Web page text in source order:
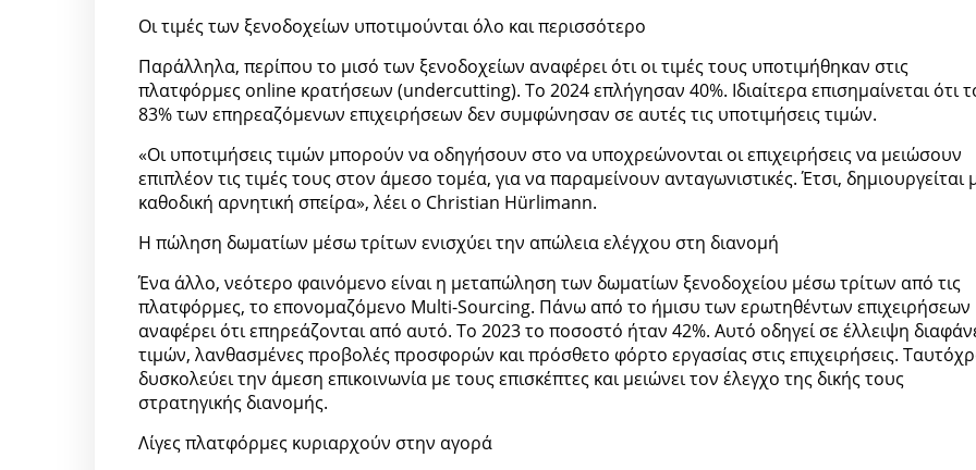
Οι τιμές των ξενοδοχείων υποτιμούνται όλο και περισσότερο
Παράλληλα, περίπου το μισό των ξενοδοχείων αναφέρει ότι οι τιμές τους υποτιμήθηκαν στις
πλατφόρμες online κρατήσεων (undercutting). Το 2024 επλήγησαν 40%. Ιδιαίτερα επισημαίνεται ότι
83% των επηρεαζόμενων επιχειρήσεων δεν συμφώνησαν σε αυτές τις υποτιμήσεις τιμών.
«Οι υποτιμήσεις τιμών μπορούν να οδηγήσουν στο να υποχρεώνονται οι επιχειρήσεις να μειώσουν
επιπλέον τις τιμές τους στον άμεσο τομέα, για να παραμείνουν ανταγωνιστικές. Έτσι, δημιουργείται
καθοδική αρνητική σπείρα», λέει ο Christian Hürlimann.
Η πώληση δωματίων μέσω τρίτων ενισχύει την απώλεια ελέγχου στη διανομή
Ένα άλλο, νεότερο φαινόμενο είναι η μεταπώληση των δωματίων ξενοδοχείου μέσω τρίτων από τις
πλατφόρμες, το επονομαζόμενο Multi-Sourcing. Πάνω από το ήμισυ των ερωτηθέντων επιχειρήσεων
αναφέρει ότι επηρεάζονται από αυτό. Το 2023 το ποσοστό ήταν 42%. Αυτό οδηγεί σε έλλειψη
τιμών, λανθασμένες προβολές προσφορών και πρόσθετο φόρτο εργασίας στις επιχειρήσεις.
δυσκολεύει την άμεση επικοινωνία με τους επισκέπτες και μειώνει τον έλεγχο της δικής τους
στρατηγικής διανομής.
Λίγες πλατφόρμες κυριαρχούν στην αγορά